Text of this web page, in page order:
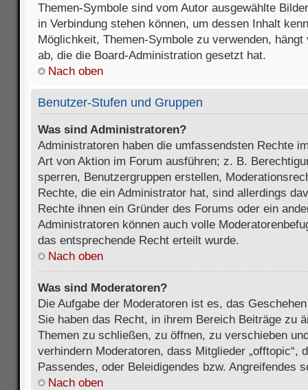
Themen-Symbole sind vom Autor ausgewählte
in Verbindung stehen können, um dessen Inhalt
Möglichkeit, Themen-Symbole zu verwenden,
ab, die die Board-Administration gesetzt hat.
Nach oben
Benutzer-Stufen und Gruppen
Was sind Administratoren?
Administratoren haben die umfassendsten Rechte
Art von Aktion im Forum ausführen; z. B.
sperren, Benutzergruppen erstellen,
Rechte, die ein Administrator hat, sind allerdings
Rechte ihnen ein Gründer des Forums oder ein
Administratoren können auch volle
das entsprechende Recht erteilt wurde.
Nach oben
Was sind Moderatoren?
Die Aufgabe der Moderatoren ist es, das
Sie haben das Recht, in ihrem Bereich Beiträge zu
Themen zu schließen, zu öffnen, zu verschieben
verhindern Moderatoren, dass Mitglieder „offtopic“,
Passendes, oder Beleidigendes bzw. Angreifendes
Nach oben